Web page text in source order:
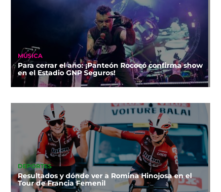
MÚSICA
Para cerrar el año: ¡Panteón Rococó confirma show
en el Estadio GNP Seguros!
DEPORTES
Resultados y dónde ver a Romina Hinojosa en el
Tour de Francia Femenil